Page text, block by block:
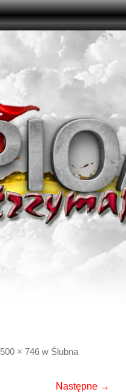
500 × 746 w Ślubna
Następne →